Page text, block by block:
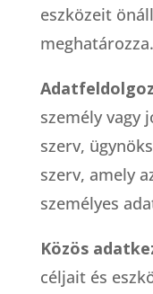
eszközeit
meghatározza.
személy vagy
szerv,
szerv, amely
személyes
Közös
céljait és